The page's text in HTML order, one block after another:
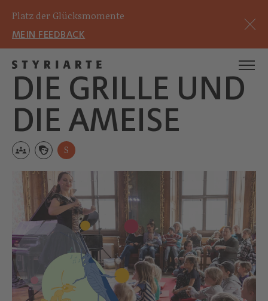
Platz der Glücksmomente
MEIN FEEDBACK
DIE GRILLE UND
DIE AMEISE
S